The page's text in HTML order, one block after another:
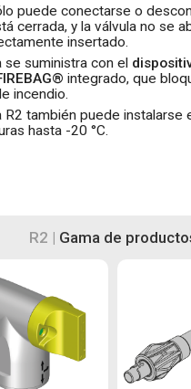
puede conectarse o
cerrada, y la válvula no se
insertado.
se suministra con el
integrado, que
incendio.
R2 también puede instalarse
hasta -20 °C.
R2 | Gama de